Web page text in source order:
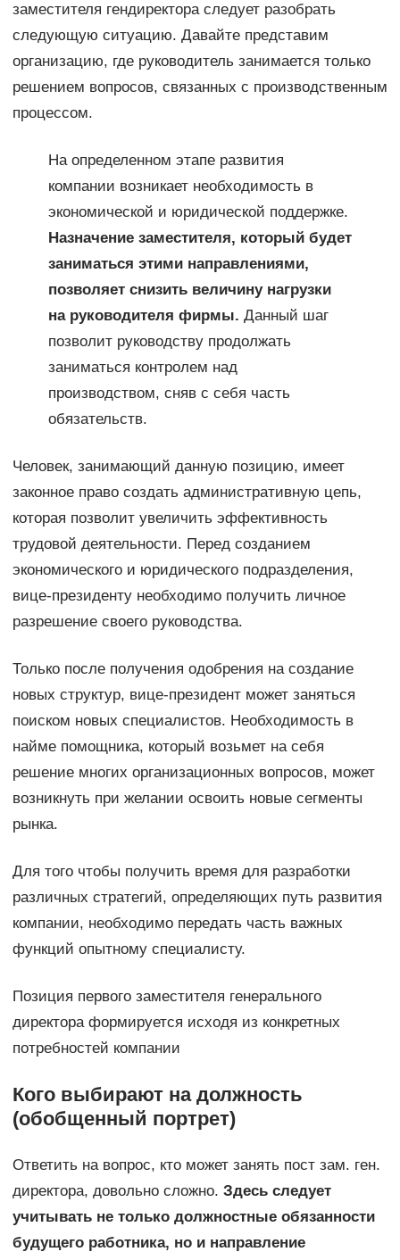
заместителя гендиректора следует разобрать
следующую ситуацию. Давайте представим
организацию, где руководитель занимается только
решением вопросов, связанных с производственным
процессом.
На определенном этапе развития
компании возникает необходимость в
экономической и юридической поддержке.
Назначение заместителя, который будет
заниматься этими направлениями,
позволяет снизить величину нагрузки
на руководителя фирмы. Данный шаг
позволит руководству продолжать
заниматься контролем над
производством, сняв с себя часть
обязательств.
Человек, занимающий данную позицию, имеет
законное право создать административную цепь,
которая позволит увеличить эффективность
трудовой деятельности. Перед созданием
экономического и юридического подразделения,
вице-президенту необходимо получить личное
разрешение своего руководства.
Только после получения одобрения на создание
новых структур, вице-президент может заняться
поиском новых специалистов. Необходимость в
найме помощника, который возьмет на себя
решение многих организационных вопросов, может
возникнуть при желании освоить новые сегменты
рынка.
Для того чтобы получить время для разработки
различных стратегий, определяющих путь развития
компании, необходимо передать часть важных
функций опытному специалисту.
Позиция первого заместителя генерального
директора формируется исходя из конкретных
потребностей компании
Кого выбирают на должность
(обобщенный портрет)
Ответить на вопрос, кто может занять пост зам. ген.
директора, довольно сложно. Здесь следует
учитывать не только должностные обязанности
будущего работника, но и направление